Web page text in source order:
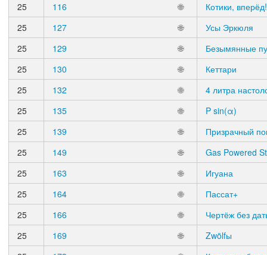
25
116 🌐
Котики, вперёд!
25
127 🌐
Усы Эркюля
25
129 🌐
Безымянные
25
130 🌐
Кеттари
25
132 🌐
4 литра
25
135 🌐
P sin(α)
25
139 🌐
Призрачный
25
149 🌐
Gas Powered
25
163 🌐
Игуана
25
164 🌐
Пассат+
25
166 🌐
Чертёж без
25
169 🌐
Zwölfы